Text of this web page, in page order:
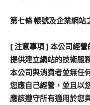
第七條 帳號及企業網站
[注意事項] 本公司經營
提供建立網站的技術服
本公司與消費者並無任
您應自己經營，並且以
應該遵守所有適用於您